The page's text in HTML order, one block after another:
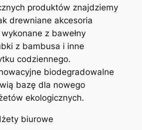
produktów znajdziemy
drewniane akcesoria
z bawełny
z bambusa i inne
codziennego.
biodegradowalne
bazę dla nowego
ekologicznych.
biurowe